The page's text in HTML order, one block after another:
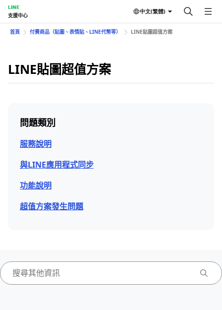
LINE
支援中心
中文(繁體)
首頁 付費商品（貼圖、表情貼、LINE代幣等） LINE貼圖超值方案
LINE貼圖超值方案
問題類別
服務說明
與LINE應用程式同步
功能說明
超值方案發生問題